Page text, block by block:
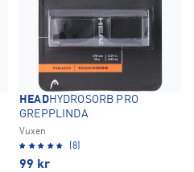
HEADHYDROSORB PRO
GREPPLINDA
Vuxen
(8)
99 kr